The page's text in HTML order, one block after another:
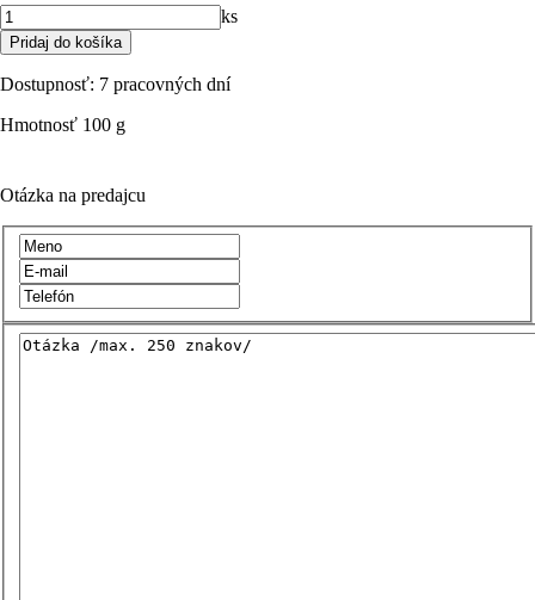
ks
Dostupnosť: 7 pracovných dní
Hmotnosť 100 g
Otázka na predajcu